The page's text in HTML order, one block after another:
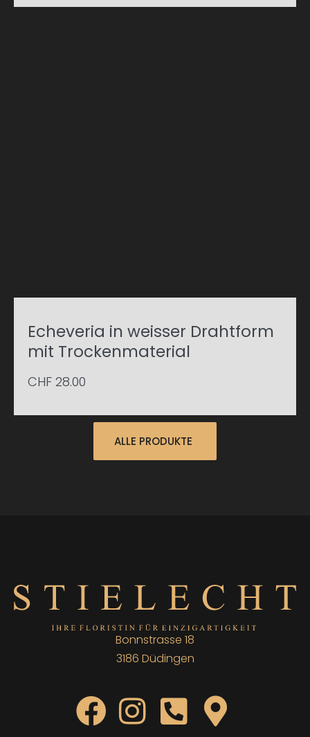
Echeveria in weisser Drahtform
mit Trockenmaterial
CHF 28.00
ALLE PRODUKTE
Bonnstrasse 18
3186 Düdingen